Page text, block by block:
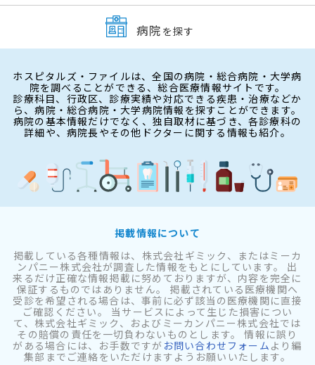
病院 を探す
ホスピタルズ・ファイルは、全国の病院・総合病院・大学病
院を調べることができる、総合医療情報サイトです。
診療科目、行政区、診療実績や対応できる疾患・治療などか
ら、病院・総合病院・大学病院情報を探すことができます。
病院の基本情報だけでなく、独自取材に基づき、各診療科の
詳細や、病院長やその他ドクターに関する情報も紹介。
掲載情報について
掲載している各種情報は、株式会社ギミック、またはミーカ
ンパニー株式会社が調査した情報をもとにしています。 出
来るだけ正確な情報掲載に努めておりますが、内容を完全に
保証するものではありません。 掲載されている医療機関へ
受診を希望される場合は、事前に必ず該当の医療機関に直接
ご確認ください。 当サービスによって生じた損害につい
て、株式会社ギミック、およびミーカンパニー株式会社では
その賠償の責任を一切負わないものとします。 情報に誤り
がある場合には、お手数ですが お問い合わせフォーム より編
集部までご連絡をいただけますようお願いいたします。